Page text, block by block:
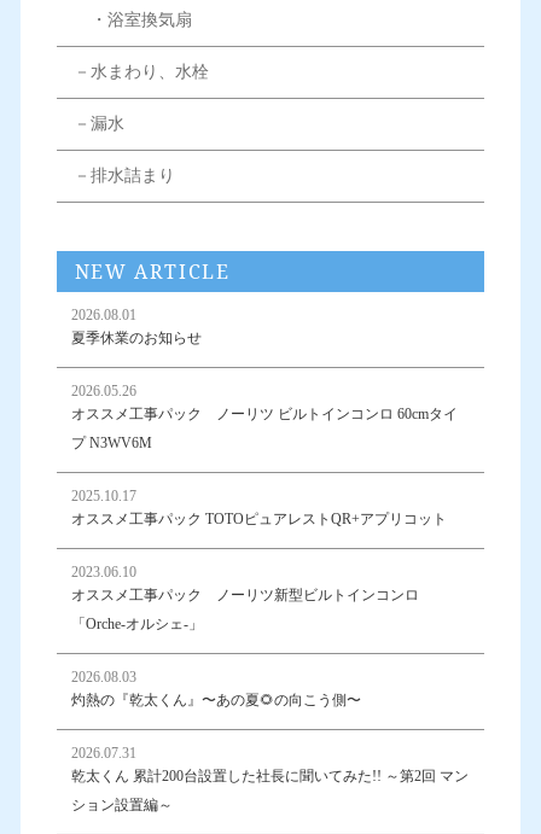
・浴室換気扇
－水まわり、水栓
－漏水
－排水詰まり
NEW ARTICLE
2026.08.01
夏季休業のお知らせ
2026.05.26
オススメ工事パック ノーリツ ビルトインコンロ 60cmタイ
プ N3WV6M
2025.10.17
オススメ工事パック TOTOピュアレストQR+アプリコット
2023.06.10
オススメ工事パック ノーリツ新型ビルトインコンロ
「Orche-オルシェ-」
2026.08.03
灼熱の『乾太くん』〜あの夏🌻の向こう側〜
2026.07.31
乾太くん 累計200台設置した社長に聞いてみた!! ～第2回 マン
ション設置編～